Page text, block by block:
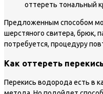
оттереть тональный
Предложенным способом
шерстяного свитера, брюк,
потребуется, процедуру
Как оттереть
Перекись водорода есть в